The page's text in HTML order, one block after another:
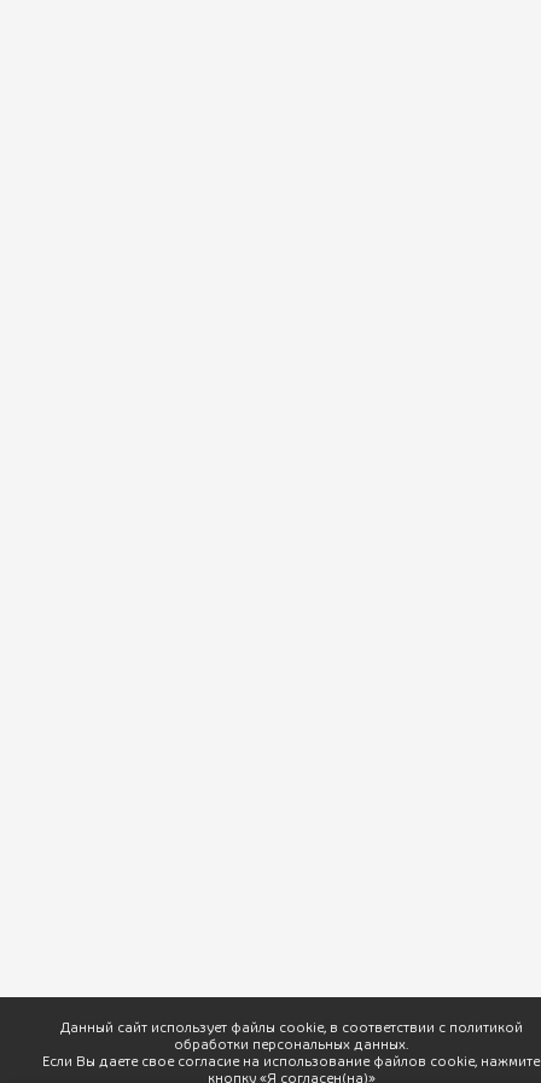
Данный сайт использует файлы cookie, в соответствии с политикой
обработки персональных данных.
Если Вы даете свое согласие на использование файлов cookie, нажмите
кнопку «Я согласен(на)»